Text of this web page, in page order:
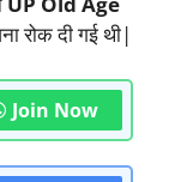
रोक दी गई थी|
Join Now